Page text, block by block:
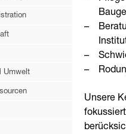
Umwelt
Unsere